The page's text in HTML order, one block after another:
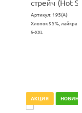
стрейч (Hot
Артикул: 195(А)
Хлопок 95%, лайкра
S-XXL
АКЦИЯ